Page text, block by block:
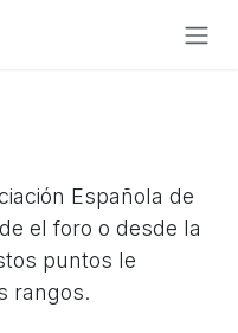
Española de
el foro o desde la
puntos le
rangos.